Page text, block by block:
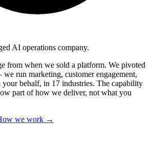
AI operations company.
from when we sold a platform. We pivoted
run marketing, customer engagement,
behalf, in 17 industries. The capability
part of how we deliver, not what you
we work →